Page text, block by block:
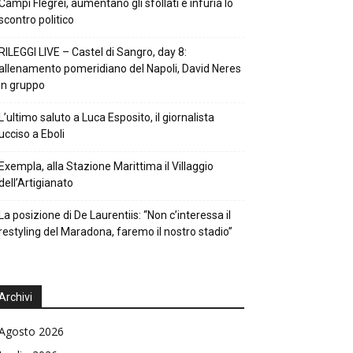
Flegrei, aumentano gli sfollati e infuria lo
politico
LIVE – Castel di Sangro, day 8:
pomeridiano del Napoli, David Neres
gruppo
saluto a Luca Esposito, il giornalista
a Eboli
alla Stazione Marittima il Villaggio
posizione di De Laurentiis: “Non c’interessa il
del Maradona, faremo il nostro stadio”
2026